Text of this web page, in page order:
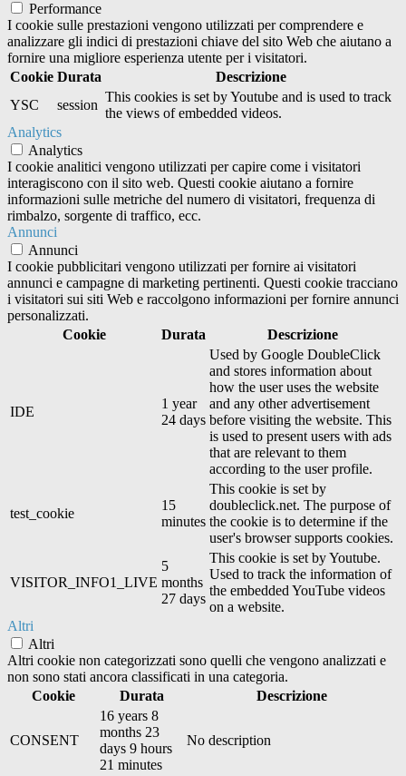
Performance
I cookie sulle prestazioni vengono utilizzati per comprendere e
analizzare gli indici di prestazioni chiave del sito Web che aiutano a
fornire una migliore esperienza utente per i visitatori.
Cookie Durata
Descrizione
YSC
session
This cookies is set by Youtube and is used to track
the views of embedded videos.
Analytics
Analytics
I cookie analitici vengono utilizzati per capire come i visitatori
interagiscono con il sito web. Questi cookie aiutano a fornire
informazioni sulle metriche del numero di visitatori, frequenza di
rimbalzo, sorgente di traffico, ecc.
Annunci
Annunci
I cookie pubblicitari vengono utilizzati per fornire ai visitatori
annunci e campagne di marketing pertinenti. Questi cookie tracciano
i visitatori sui siti Web e raccolgono informazioni per fornire annunci
personalizzati.
Cookie
Durata Descrizione
IDE
1 year
24 days
Used by Google DoubleClick
and stores information about
how the user uses the website
and any other advertisement
before visiting the website. This
is used to present users with ads
that are relevant to them
according to the user profile.
test_cookie
15
minutes
This cookie is set by
doubleclick.net. The purpose of
the cookie is to determine if the
user's browser supports cookies.
VISITOR_INFO1_LIVE
5
months
27 days
This cookie is set by Youtube.
Used to track the information of
the embedded YouTube videos
on a website.
Altri
Altri
Altri cookie non categorizzati sono quelli che vengono analizzati e
non sono stati ancora classificati in una categoria.
Cookie
Durata Descrizione
CONSENT
16 years 8
months 23
days 9 hours
21 minutes
No description